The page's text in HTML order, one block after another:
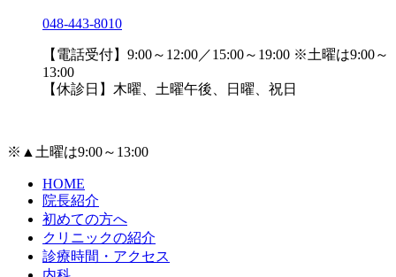
048-443-8010
【電話受付】9:00～12:00／15:00～19:00 ※土曜は9:00～
13:00
【休診日】木曜、土曜午後、日曜、祝日
※▲土曜は9:00～13:00
HOME
院長紹介
初めての方へ
クリニックの紹介
診療時間・アクセス